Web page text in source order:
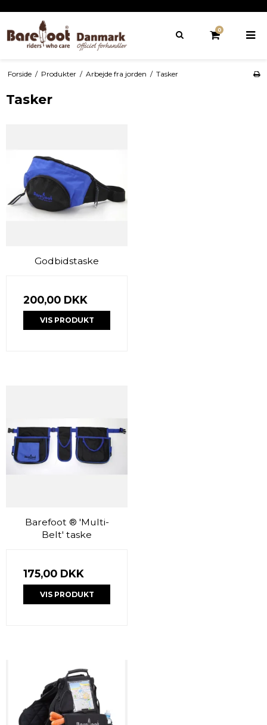
0
Forside / Produkter / Arbejde fra jorden / Tasker
Tasker
Godbidstaske
200,00 DKK
VIS PRODUKT
Barefoot ® 'Multi-
Belt' taske
175,00 DKK
VIS PRODUKT